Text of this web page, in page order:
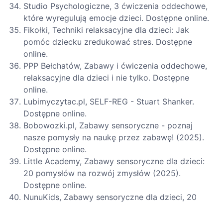
Studio Psychologiczne, 3 ćwiczenia oddechowe,
które wyregulują emocje dzieci. Dostępne online.
Fikołki, Techniki relaksacyjne dla dzieci: Jak
pomóc dziecku zredukować stres. Dostępne
online.
PPP Bełchatów, Zabawy i ćwiczenia oddechowe,
relaksacyjne dla dzieci i nie tylko. Dostępne
online.
Lubimyczytac.pl, SELF-REG - Stuart Shanker.
Dostępne online.
Bobowozki.pl, Zabawy sensoryczne - poznaj
nasze pomysły na naukę przez zabawę! (2025).
Dostępne online.
Little Academy, Zabawy sensoryczne dla dzieci:
20 pomysłów na rozwój zmysłów (2025).
Dostępne online.
NunuKids, Zabawy sensoryczne dla dzieci, 20